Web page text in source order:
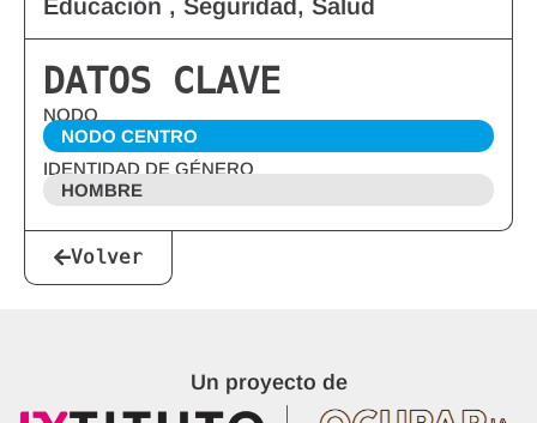
Educación , Seguridad, Salud
DATOS CLAVE
NODO
NODO CENTRO
IDENTIDAD DE GÉNERO
HOMBRE
Volver
Un proyecto de